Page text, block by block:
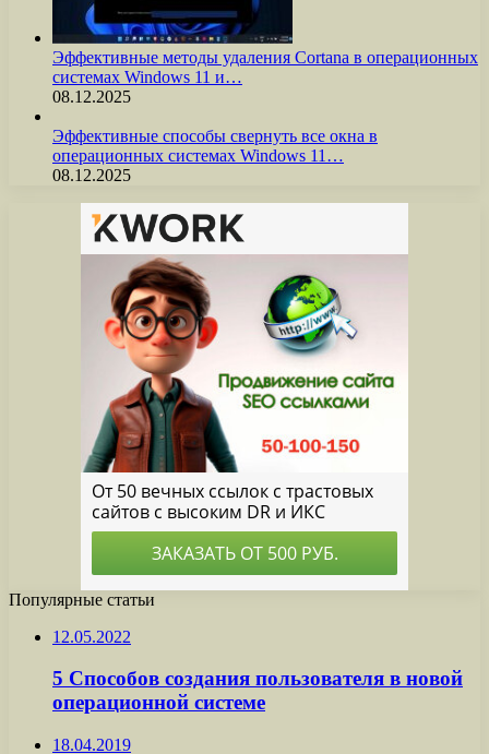
Эффективные методы удаления Cortana в операционных
системах Windows 11 и…
08.12.2025
Эффективные способы свернуть все окна в
операционных системах Windows 11…
08.12.2025
Популярные статьи
12.05.2022
5 Способов создания пользователя в новой
операционной системе
18.04.2019